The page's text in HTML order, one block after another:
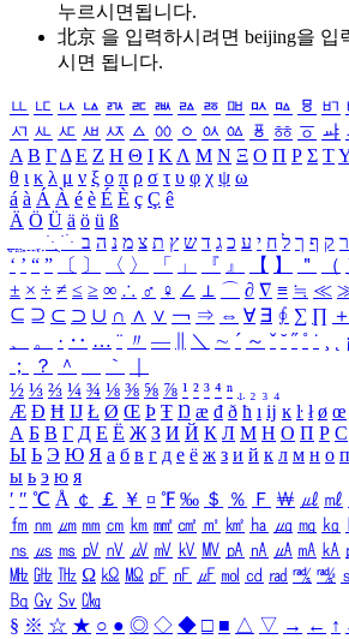
누르시면됩니다.
北京 을 입력하시려면 beijing을 입
시면 됩니다.
ㅥ ㅦ ㅧ ㅨ ㅩ ㅪ ㅫ ㅬ ㅭ ㅮ ㅯ ㅰ ㅱ ㅲ
ㅺ ㅻ ㅼ ㅽ ㅾ ㅿ ㆀ ㆁ ㆂ ㆃ ㆄ ㆅ ㆆ ㆇ
Α Β ΓΔ Ε Ζ Η Θ Ι ΚΛ Μ Ν Ξ Ο Π Ρ Σ Τ
θ ι κ λ μ ν ξ ο π ρ σ τ υ φ χ ψ ω
á à Á À é è É È ç Ç ê
Ä Ö Ü ä ö ü ß
ִֶֹ ֻּ ׁׂ ר ק ף ך ל ח י ע כ ג ד ש ץ ת צ מ נ ה ב
‘ ’ “ ” 〔 〕 〈 〉 「 」 『 』 【 】 ＂ （
± × ÷ ≠ ≤ ≥ ∞ ∴ ♂ ♀ ∠ ⊥ ⌒ ∂ ∇ ≡ ≒ ≪
⊆ ⊇ ⊂ ⊃ ∪ ∩ ∧ ∨ ￢ ⇒ ⇔ ∀ ∃ ∮ ∑ ∏ ＋
、
。 · ‥ … ¨ 〃 ― ＼ ∼ ´ ～ ˇ ˘ ˝ ˚ ˙ ¸ ¡
；
？ ＾ ｀
½ ⅓ ⅔ ¼ ¾ ⅛ ⅜ ⅝ ⅞ ¹ ² ³ ⁴ ⁿ ₁ ₂ ₃ ₄
Æ Ð Ħ Ĳ Ł Ø Œ Þ Ŧ Ŋ æ đ ð ħ ı ĳ ĸ ŀ ł ø œ
А Б В Г Д Е Ё Ж З И Й К Л М Н О П Р С
Ы Ь Э Ю Я а б в г д е ё ж з и й к л м н о п
ы ь э ю я
′ ″ ℃ Å ￠ ￡ ￥ ¤ ℉ ‰ ＄ ％ Ｆ ￦ ㎕ ㎖
㎙ ㎚ ㎛ ㎜ ㎝ ㎞ ㎟ ㎠ ㎡ ㎢ ㏊ ㎍ ㎎ ㎏
㎱ ㎲ ㎳ ㎴ ㎵ ㎶ ㎷ ㎸ ㎹ ㎀ ㎁ ㎂ ㎃ ㎄
㎒ ㎓ ㎔ Ω ㏀ ㏁ ㎊ ㎋ ㎌ ㏖ ㏅ ㎭ ㎮ ㎯
㏃ ㏉ ㏜ ㏆
§ ※ ☆ ★ ○ ● ◎ ◇ ◆ □ ■ △ ▽ → ← ↑